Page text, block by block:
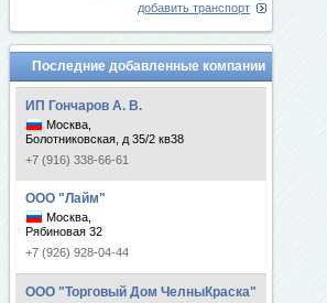
добавить транспорт
Последние добавленные компании
ИП Гончаров А. В.
Москва,
Болотниковская, д 35/2 кв38
+7 (916) 338-66-61
ООО "Лайм"
Москва,
Рябиновая 32
+7 (926) 928-04-44
ООО "Торговый Дом ЧелныКраска"